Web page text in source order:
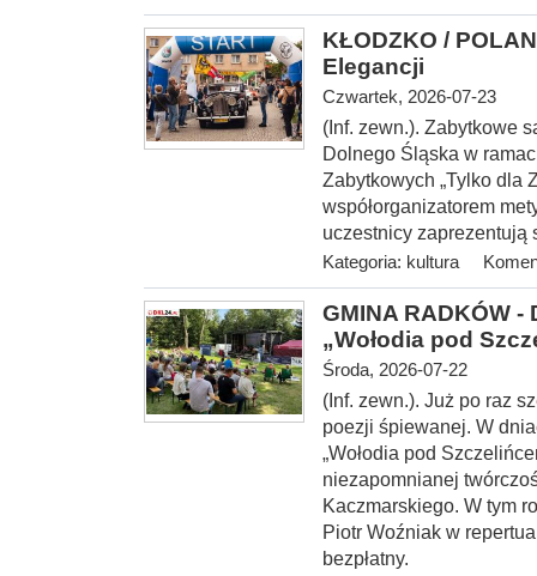
KŁODZKO /
Elegancji
Czwartek, 2026-07-23
(Inf. zewn.). Zabytkowe
Dolnego Śląska w
Zabytkowych „Tylko dla
współorganizatorem
uczestnicy
Kategoria: kultura
GMINA RADKÓW
„Wołodia pod
Środa, 2026-07-22
(Inf. zewn.). Już po raz
poezji śpiewanej. W
„Wołodia pod
niezapomnianej
Kaczmarskiego. W tym
Piotr Woźniak w
bezpłatny.